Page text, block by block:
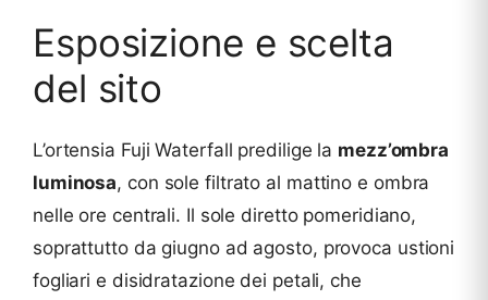
Esposizione e scelta
del sito
L’ortensia Fuji Waterfall predilige la mezz’ombra
luminosa, con sole filtrato al mattino e ombra
nelle ore centrali. Il sole diretto pomeridiano,
soprattutto da giugno ad agosto, provoca ustioni
fogliari e disidratazione dei petali, che